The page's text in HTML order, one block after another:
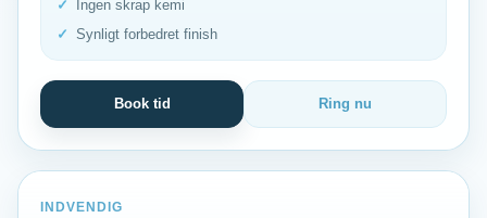
Ingen skrap kemi
Synligt forbedret finish
Book tid Ring nu
INDVENDIG